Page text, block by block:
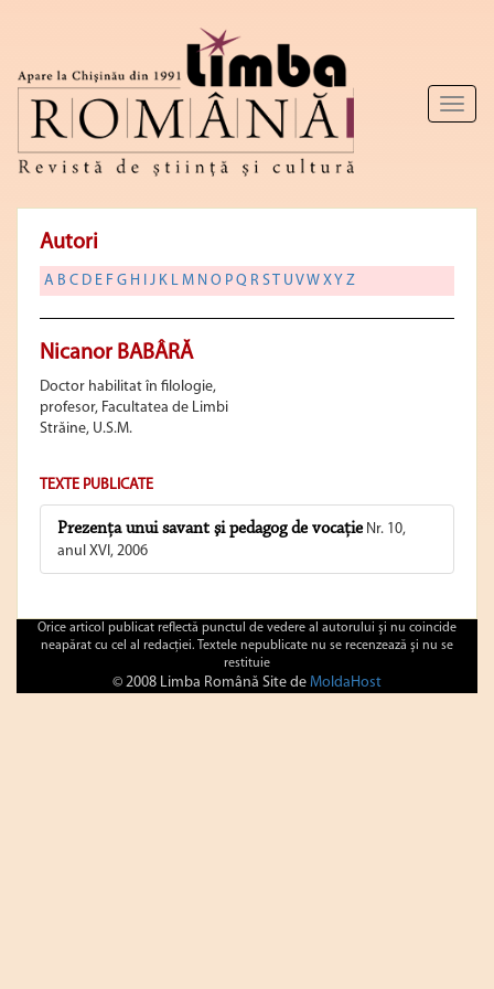
Toggle
Autori
A B C D E F G H I J K L M N O P Q R S T U VW X Y Z
Nicanor BABÂRĂ
Doctor habilitat în filologie,
profesor, Facultatea de Limbi
Străine, U.S.M.
TEXTE PUBLICATE
Prezenţa unui savant şi pedagog de vocaţieNr. 10,
anul XVI, 2006
Orice articol publicat reflectă punctul de vedere al autorului şi nu coincide
neapărat cu cel al redacţiei. Textele nepublicate nu se recenzează şi nu se
restituie
© 2008 Limba Română Site de MoldaHost